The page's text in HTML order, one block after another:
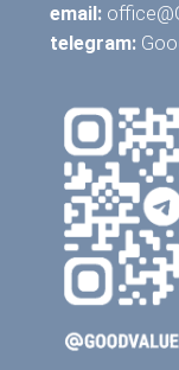
email:
telegram: